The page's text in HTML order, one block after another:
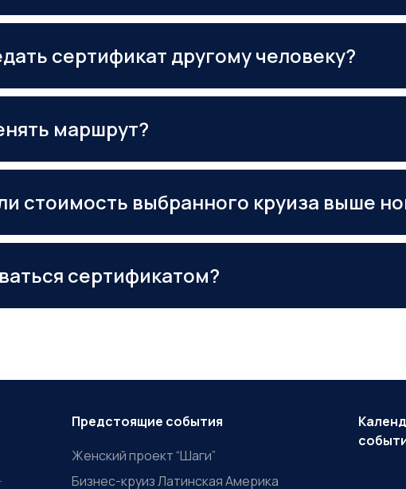
сертификат другому человеку?
маршрут?
стоимость выбранного круиза выше
сертификатом?
Предстоящие события
Женский проект “Шаги”
Бизнес-круиз Латинская Америка